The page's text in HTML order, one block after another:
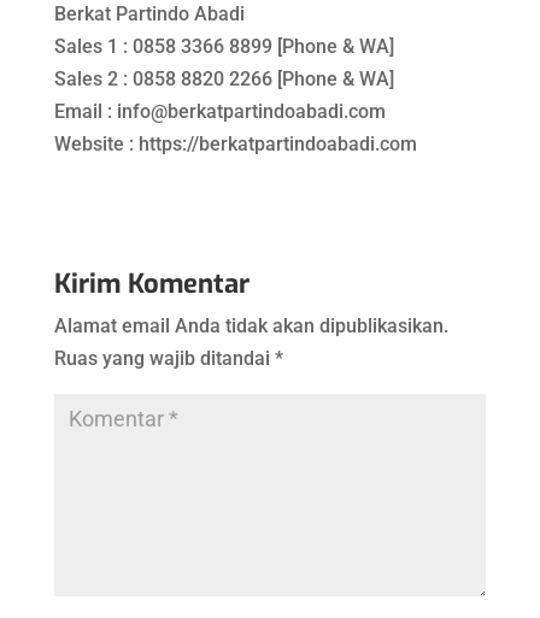
Berkat Partindo Abadi
Sales 1 : 0858 3366 8899 [Phone & WA]
Sales 2 : 0858 8820 2266 [Phone & WA]
Email : info@berkatpartindoabadi.com
Website : https://berkatpartindoabadi.com
Kirim Komentar
Alamat email Anda tidak akan dipublikasikan.
Ruas yang wajib ditandai *